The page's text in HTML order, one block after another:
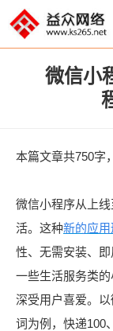
微信小
本篇文章共750字
微信小程序从上
活。这种新的应
性、无需安装、
一些生活服务类的
深受用户喜爱。以
词为例，快递100